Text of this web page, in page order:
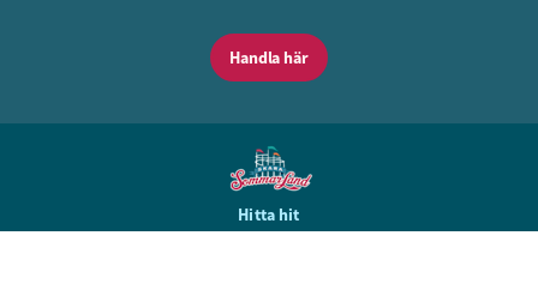
Handla här
Hitta hit